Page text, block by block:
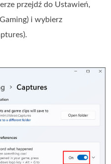
przejdź do Ustawień,
i wybierz